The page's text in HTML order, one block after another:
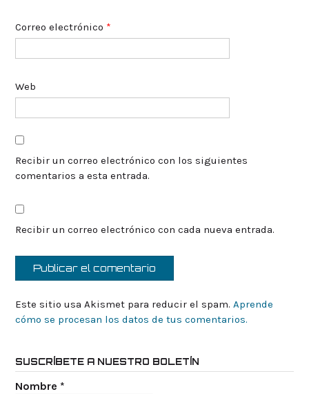
Correo electrónico *
Web
Recibir un correo electrónico con los siguientes
comentarios a esta entrada.
Recibir un correo electrónico con cada nueva entrada.
Este sitio usa Akismet para reducir el spam. Aprende
cómo se procesan los datos de tus comentarios.
SUSCRÍBETE A NUESTRO BOLETÍN
Nombre *